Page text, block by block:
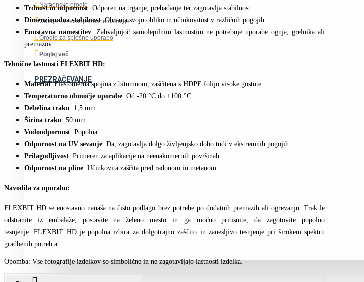
Namensko orodje
Orodje za rezanje/posnemavanje
Orodje za splošno uporabo
Poglej več
PREZRAČEVANJE
Trdnost in odpornost: Odporen na trganje, prebadanje ter zagotavlja stabilnost.
Dimenzionalna stabilnost: Ohranja svojo obliko in učinkovitost v različnih pogojih.
Enostavna namestitev: Zahvaljujoč samolepilnim lastnostim ne potrebuje uporabe ognja, grelnika ali
premazov.
Tehnične lastnosti FLEXBIT HD:
Material: Elastomerna spojina z bitumnom, zaščitena s HDPE folijo visoke gostote.
Temperaturno območje uporabe: Od -20 °C do +100 °C.
Debelina traku: 1,5 mm.
Širina traku: 50 mm.
Vodoodpornost: Popolna.
Odpornost na UV sevanje: Da, zagotavlja dolgo življenjsko dobo tudi v ekstremnih pogojih.
Prilagodljivost: Primeren za aplikacije na neenakomernih površinah.
Odpornost na pline: Učinkovita zaščita pred radonom in metanom.
Navodila za uporabo:
FLEXBIT HD se enostavno nanaša na čisto podlago brez potrebe po dodatnih premazih ali ogrevanju. Trak le
odstranite iz embalaže, postavite na želeno mesto in ga močno pritisnite, da zagotovite popolno
tesnjenje.FLEXBIT HD je popolna izbira za dolgotrajno zaščito in zanesljivo tesnjenje pri širokem spektru
gradbenih potreb.a
Opomba: Vse fotografije izdelkov so simbolične in ne zagotavljajo lastnosti izdelka.